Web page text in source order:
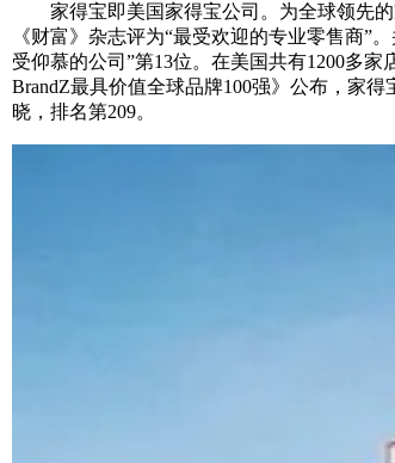
家得宝即美国家得宝公司。为全球领先的
《财富》杂志评为“最受欢迎的专业零售商”
受仰慕的公司”第13位。在美国共有1200多
BrandZ最具价值全球品牌100强》公布，家
晓，排名第209。